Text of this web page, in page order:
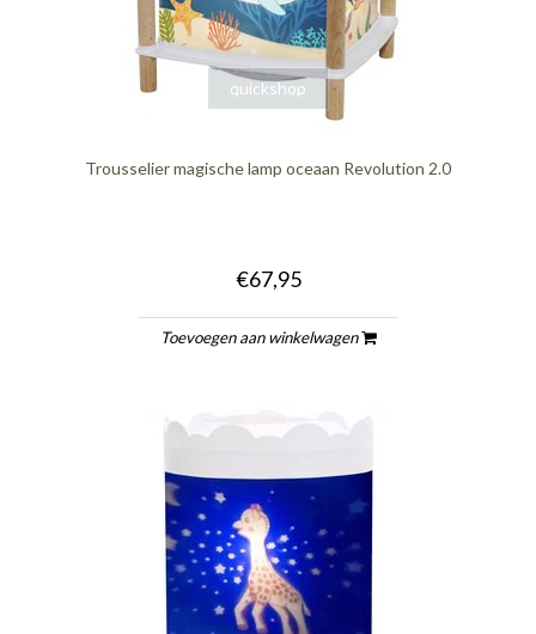
quickshop
Trousselier magische lamp oceaan Revolution 2.0
€67,95
Toevoegen aan winkelwagen